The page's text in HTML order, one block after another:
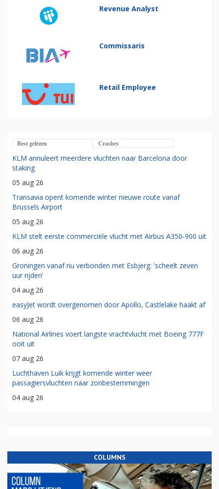
Revenue Analyst
Commissaris
Retail Employee
Best gelezen Crashes
KLM annuleert meerdere vluchten naar Barcelona door
staking
05 aug 26
Transavia opent komende winter nieuwe route vanaf
Brussels Airport
05 aug 26
KLM stelt eerste commerciële vlucht met Airbus A350-900 uit
06 aug 26
Groningen vanaf nu verbonden met Esbjerg: 'scheelt zeven
uur rijden'
04 aug 26
easyJet wordt overgenomen door Apollo, Castlelake haakt af
06 aug 26
National Airlines voert langste vrachtvlucht met Boeing 777F
ooit uit
07 aug 26
Luchthaven Luik krijgt komende winter weer
passagiersvluchten naar zonbestemmingen
04 aug 26
COLUMNS